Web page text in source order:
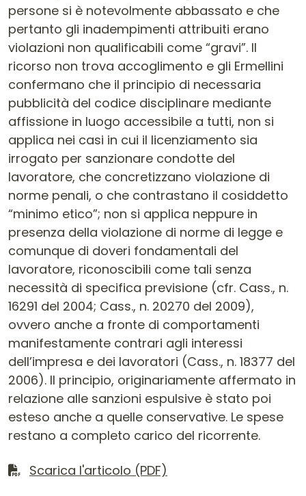
persone si è notevolmente abbassato e che
pertanto gli inadempimenti attribuiti erano
violazioni non qualificabili come “gravi”. Il
ricorso non trova accoglimento e gli Ermellini
confermano che il principio di necessaria
pubblicità del codice disciplinare mediante
affissione in luogo accessibile a tutti, non si
applica nei casi in cui il licenziamento sia
irrogato per sanzionare condotte del
lavoratore, che concretizzano violazione di
norme penali, o che contrastano il cosiddetto
“minimo etico”; non si applica neppure in
presenza della violazione di norme di legge e
comunque di doveri fondamentali del
lavoratore, riconoscibili come tali senza
necessità di specifica previsione (cfr. Cass., n.
16291 del 2004; Cass., n. 20270 del 2009),
ovvero anche a fronte di comportamenti
manifestamente contrari agli interessi
dell’impresa e dei lavoratori (Cass., n. 18377 del
2006). Il principio, originariamente affermato in
relazione alle sanzioni espulsive è stato poi
esteso anche a quelle conservative. Le spese
restano a completo carico del ricorrente.
Scarica il file
Scarica l'articolo (PDF)